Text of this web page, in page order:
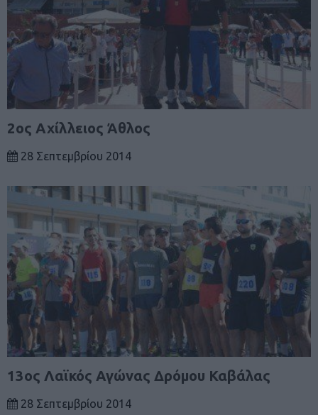
2ος Αχίλλειος Άθλος
28 Σεπτεμβρίου 2014
13ος Λαϊκός Αγώνας Δρόμου Καβάλας
28 Σεπτεμβρίου 2014